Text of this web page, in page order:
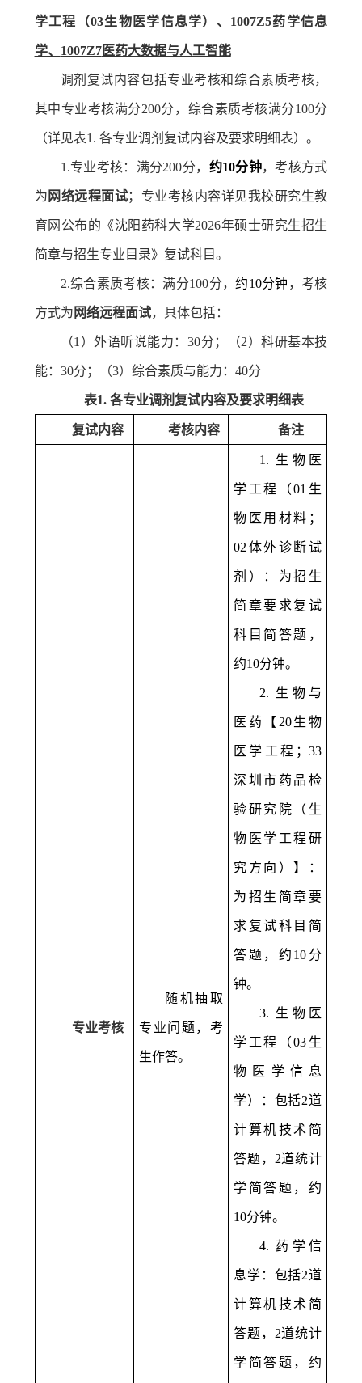
学工程（03生物医学信息学）、 1007Z5药学信息
学、 1007Z7医药大数据与人工智能
调剂复试内容包括专业考核和综合素质考核，
其中专业考核满分200分，综合素质考核满分100分
（详见表1. 各专业调剂复试内容及要求明细表）。
1.专业考核：满分200分， 约10分钟，考核方式
为 网络远程面试；专业考核内容详见我校研究生教
育网公布的《沈阳药科大学2026年硕士研究生招生
简章与招生专业目录》复试科目。
2.综合素质考核：满分100分，约10分钟 ，考核
方式为 网络远程面试，具体包括：
（1 ）外语听说能力：30分；（2）科研基本技
能： 30分；（3）综合素质与能力： 40分
表1. 各专业调剂复试内容及要求明细表
复试内容 考核内容 备注
专业考核
随机抽取
专业问题，考
生作答。
1. 生物医
学工程（01 生
物医用材料；
02 体外诊断试
剂）：为招生
简章要求复试
科目简答题，
约10分钟。
2. 生物与
医药【 20生物
医学工程； 33
深圳市药品检
验研究院（生
物医学工程研
究方向）】：
为招生简章要
求复试科目简
答题，约 10 分
钟。
3. 生物医
学工程（03 生
物医学信息
学）：包括2道
计算机技术简
答题， 2道统计
学简答题，约
10分钟。
4. 药学信
息学：包括2道
计算机技术简
答题， 2道统计
学简答题，约